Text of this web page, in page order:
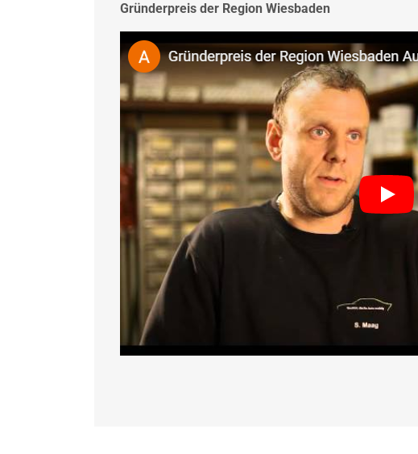
Gründerpreis der Region Wiesbaden